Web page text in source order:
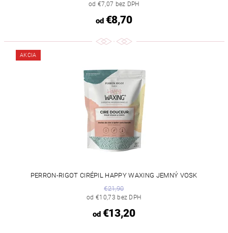
od €7,07 bez DPH
od€8,70
AKCIA
PERRON-RIGOT CIRÉPIL HAPPY WAXING JEMNÝ VOSK
€21,90
od €10,73 bez DPH
od€13,20